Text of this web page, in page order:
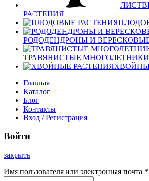
РАСТЕНИЯ
РОДОДЕНДРОНЫ И
ТРАВЯНИСТЫЕ МНОГОЛЕТНИКИ
Главная
Каталог
Блог
Контакты
Вход / Регистрация
Войти
закрыть
Имя пользователя или электронная почта *